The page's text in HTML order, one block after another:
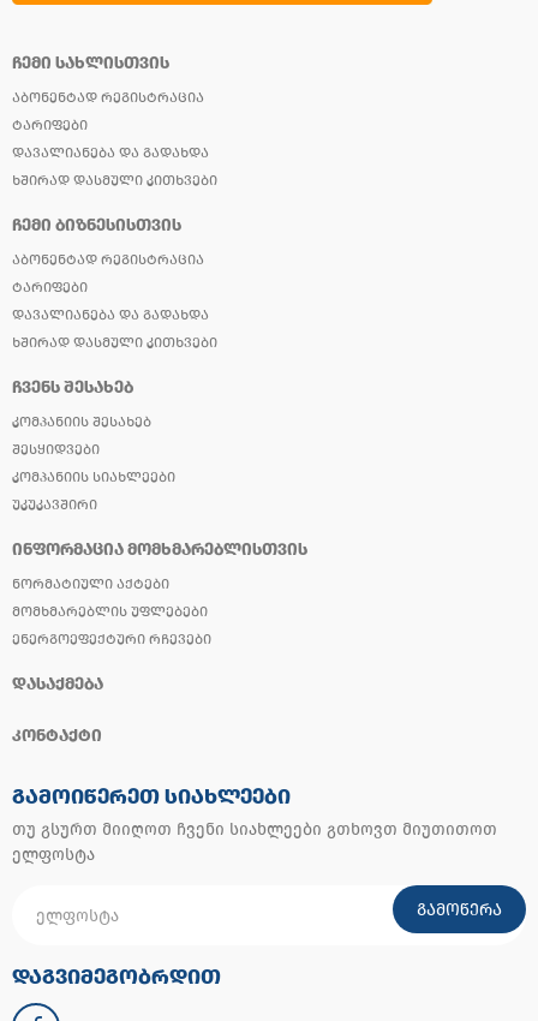
ᲩᲔᲛᲘ ᲡᲐᲮᲚᲘᲡᲗᲕᲘᲡ
ᲐᲑᲝᲜᲔᲜᲢᲐᲓ ᲠᲔᲒᲘᲡᲢᲠᲐᲪᲘᲐ
ᲢᲐᲠᲘᲤᲔᲑᲘ
ᲓᲐᲕᲐᲚᲘᲐᲜᲔᲑᲐ ᲓᲐ ᲒᲐᲓᲐᲮᲓᲐ
ᲮᲨᲘᲠᲐᲓ ᲓᲐᲡᲛᲣᲚᲘ ᲙᲘᲗᲮᲕᲔᲑᲘ
ᲩᲔᲛᲘ ᲑᲘᲖᲜᲔᲡᲘᲡᲗᲕᲘᲡ
ᲐᲑᲝᲜᲔᲜᲢᲐᲓ ᲠᲔᲒᲘᲡᲢᲠᲐᲪᲘᲐ
ᲢᲐᲠᲘᲤᲔᲑᲘ
ᲓᲐᲕᲐᲚᲘᲐᲜᲔᲑᲐ ᲓᲐ ᲒᲐᲓᲐᲮᲓᲐ
ᲮᲨᲘᲠᲐᲓ ᲓᲐᲡᲛᲣᲚᲘ ᲙᲘᲗᲮᲕᲔᲑᲘ
ᲩᲕᲔᲜᲡ ᲨᲔᲡᲐᲮᲔᲑ
ᲙᲝᲛᲞᲐᲜᲘᲘᲡ ᲨᲔᲡᲐᲮᲔᲑ
ᲨᲔᲡᲧᲘᲓᲕᲔᲑᲘ
ᲙᲝᲛᲞᲐᲜᲘᲘᲡ ᲡᲘᲐᲮᲚᲔᲔᲑᲘ
ᲣᲙᲣᲙᲐᲕᲨᲘᲠᲘ
ᲘᲜᲤᲝᲠᲛᲐᲪᲘᲐ ᲛᲝᲛᲮᲛᲐᲠᲔᲑᲚᲘᲡᲗᲕᲘᲡ
ᲜᲝᲠᲛᲐᲢᲘᲣᲚᲘ ᲐᲥᲢᲔᲑᲘ
ᲛᲝᲛᲮᲛᲐᲠᲔᲑᲚᲘᲡ ᲣᲤᲚᲔᲑᲔᲑᲘ
ᲔᲜᲔᲠᲒᲝᲔᲤᲔᲥᲢᲣᲠᲘ ᲠᲩᲔᲕᲔᲑᲘ
ᲓᲐᲡᲐᲥᲛᲔᲑᲐ
ᲙᲝᲜᲢᲐᲥᲢᲘ
ᲒᲐᲛᲝᲘᲬᲔᲠᲔᲗ ᲡᲘᲐᲮᲚᲔᲔᲑᲘ
თუ გსურთ მიიღოთ ჩვენი სიახლეები გთხოვთ მიუთითოთ
ელფოსტა
ᲒᲐᲛᲝᲬᲔᲠᲐ
ᲓᲐᲒᲕᲘᲛᲔᲒᲝᲑᲠᲓᲘᲗ